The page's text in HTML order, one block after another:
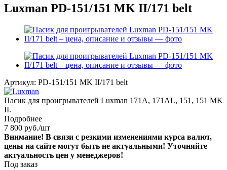
Luxman PD-151/151 MK II/171 belt
Артикул: PD-151/151 MK II/171 belt
Пасик для проигрывателей Luxman 171A, 171AL, 151, 151 MK
II.
Подробнее
7 800 руб./шт
Внимание! В связи с резкими изменениями курса валют,
цены на сайте могут быть не актуальными! Уточняйте
актуальность цен у менеджеров!
Под заказ